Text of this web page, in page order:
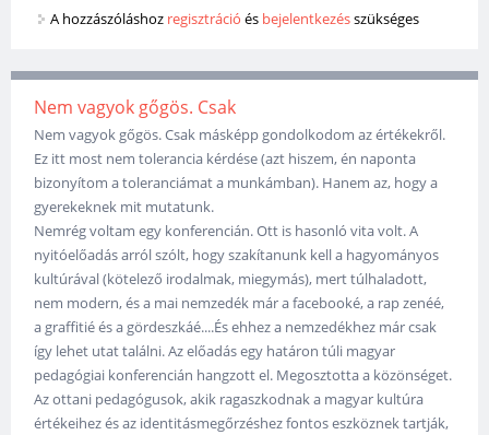
A hozzászóláshoz regisztráció és bejelentkezésszükséges
Nem vagyok gőgös. Csak
Nem vagyok gőgös. Csak másképp gondolkodom az értékekről.
Ez itt most nem tolerancia kérdése (azt hiszem, én naponta
bizonyítom a toleranciámat a munkámban). Hanem az, hogy a
gyerekeknek mit mutatunk.
Nemrég voltam egy konferencián. Ott is hasonló vita volt. A
nyitóelőadás arról szólt, hogy szakítanunk kell a hagyományos
kultúrával (kötelező irodalmak, miegymás), mert túlhaladott,
nem modern, és a mai nemzedék már a facebooké, a rap zenéé,
a graffitié és a gördeszkáé....És ehhez a nemzedékhez már csak
így lehet utat találni. Az előadás egy határon túli magyar
pedagógiai konferencián hangzott el. Megosztotta a közönséget.
Az ottani pedagógusok, akik ragaszkodnak a magyar kultúra
értékeihez és az identitásmegőrzéshez fontos eszköznek tartják,